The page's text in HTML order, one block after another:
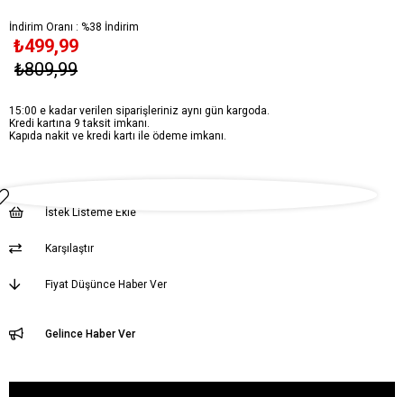
İndirim Oranı : %38 İndirim
₺809,99
₺499,99
15:00 e kadar verilen siparişleriniz aynı gün kargoda.
Kredi kartına 9 taksit imkanı.
Kapıda nakit ve kredi kartı ile ödeme imkanı.
İstek Listeme Ekle
Karşılaştır
Fiyat Düşünce Haber Ver
Gelince Haber Ver